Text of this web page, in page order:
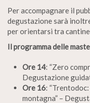
Per accompagnare il
degustazione sarà
per orientarsi tra
Il programma delle
Ore 14: “Zero
Degustazione
Ore 16:
montagna” –